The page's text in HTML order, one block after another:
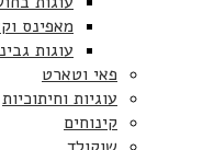
מאפינס
עוגות
פאי וטארט
עוגיות וחיתוכיות
קינוחים